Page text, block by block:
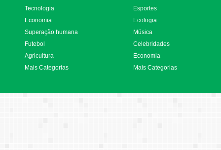
Tecnologia
Economia
Superação humana
Futebol
Agricultura
Mais Categorias
Esportes
Ecologia
Música
Celebridades
Economia
Mais Categorias